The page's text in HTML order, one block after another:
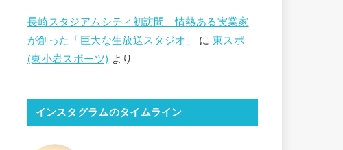
長崎スタジアムシティ初訪問 情熱ある実業家
が創った「巨大な生放送スタジオ」
に 東スポ
(東小岩スポーツ) より
インスタグラムのタイムライン